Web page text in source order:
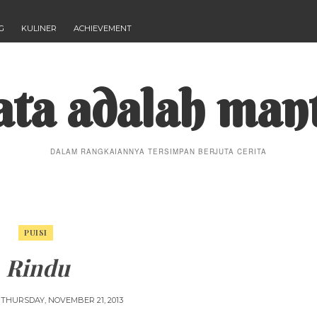
KULINER ACHIEVEMENT
adalah
DALAM RANGKAIANNYA TERSIMPAN BERJUTA CERITA
PUISI
Rindu
THURSDAY, NOVEMBER 21, 2013